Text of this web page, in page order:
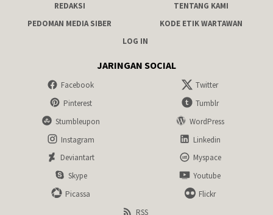
REDAKSI
TENTANG KAMI
PEDOMAN MEDIA SIBER
KODE ETIK WARTAWAN
LOG IN
JARINGAN SOCIAL
Facebook
Twitter
Pinterest
Tumblr
Stumbleupon
WordPress
Instagram
Linkedin
Deviantart
Myspace
Skype
Youtube
Picassa
Flickr
RSS